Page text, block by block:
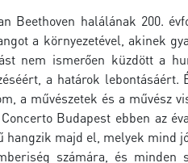
Beethoven halálának 200.
a környezetével, akinek
nem ismerően küzdött a
a határok
a művészetek és a művész
Budapest ebben az
hangzik majd el, melyek mind
számára, és minden